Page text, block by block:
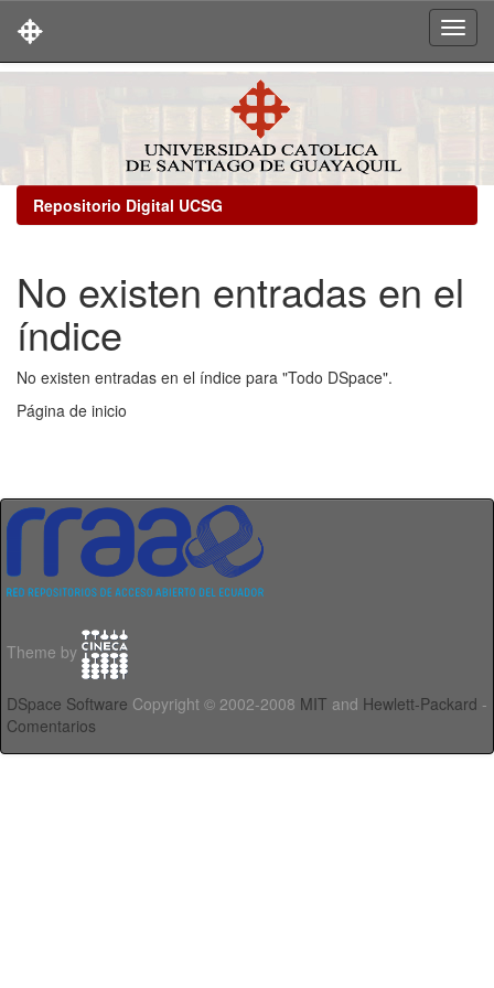
Repositorio Digital UCSG
No existen entradas en el
índice
No existen entradas en el índice para "Todo DSpace".
Página de inicio
Theme by
DSpace Software Copyright © 2002-2008 MIT and Hewlett-Packard -
Comentarios